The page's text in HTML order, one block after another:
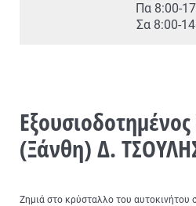
Πα 8:00-
Σα 8:00-
(Ξάνθη) Δ.
Ζημιά στο κρύσταλλο του αυτοκινήτου